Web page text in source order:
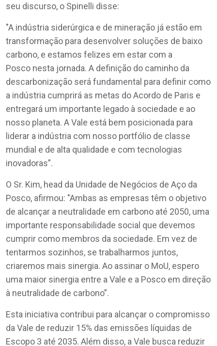
seu discurso, o Spinelli disse:
"A indústria siderúrgica e de mineração já estão em
transformação para desenvolver soluções de baixo
carbono, e estamos felizes em estar com a
Posco nesta jornada. A definição do caminho da
descarbonização será fundamental para definir como
a indústria cumprirá as metas do Acordo de Paris e
entregará um importante legado à sociedade e ao
nosso planeta. A Vale está bem posicionada para
liderar a indústria com nosso portfólio de classe
mundial e de alta qualidade e com tecnologias
inovadoras”.
O Sr. Kim, head da Unidade de Negócios de Aço da
Posco, afirmou: "Ambas as empresas têm o objetivo
de alcançar a neutralidade em carbono até 2050, uma
importante responsabilidade social que devemos
cumprir como membros da sociedade. Em vez de
tentarmos sozinhos, se trabalharmos juntos,
criaremos mais sinergia. Ao assinar o MoU, espero
uma maior sinergia entre a Vale e a Posco em direção
à neutralidade de carbono”.
Esta iniciativa contribui para alcançar o compromisso
da Vale de reduzir 15% das emissões líquidas de
Escopo 3 até 2035. Além disso, a Vale busca reduzir